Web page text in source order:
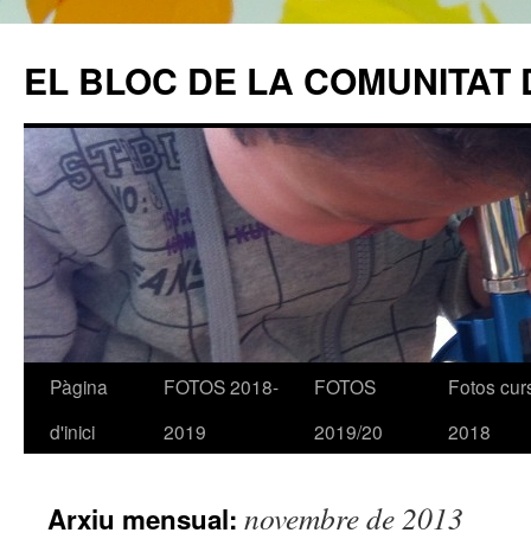
EL BLOC DE LA COMUNITAT
Vés
Pàgina
d'inici
FOTOS 2018-
2019
FOTOS
2019/20
Fotos
2018
Arxiu mensual: novembre de 2013